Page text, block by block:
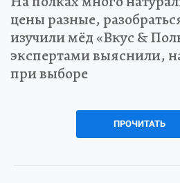
цены разные,
изучили мёд «Вкус &
экспертами выяснили,
при выборе
ПРОЧИТАТЬ